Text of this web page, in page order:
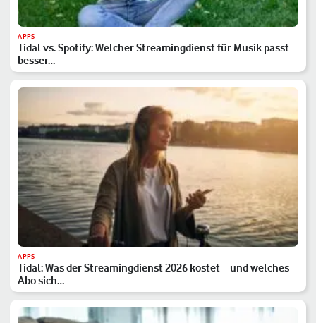
APPS
Tidal vs. Spotify: Welcher Streamingdienst für Musik passt
besser…
APPS
Tidal: Was der Streamingdienst 2026 kostet – und welches
Abo sich…